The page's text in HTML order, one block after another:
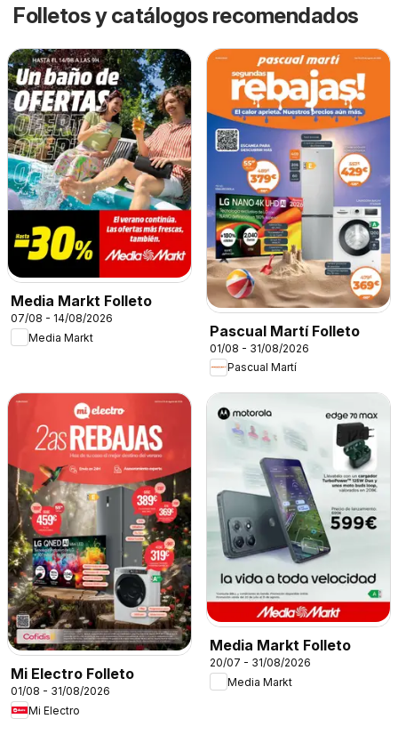
Folletos y catálogos recomendados
Media Markt Folleto
07/08 - 14/08/2026
Media Markt
Pascual Martí Folleto
01/08 - 31/08/2026
Pascual Martí
Mi Electro Folleto
01/08 - 31/08/2026
Mi Electro
Media Markt Folleto
20/07 - 31/08/2026
Media Markt